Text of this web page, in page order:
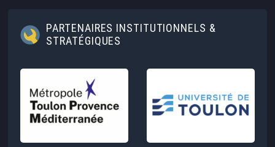
PARTENAIRES INSTITUTIONNELS &
STRATÉGIQUES